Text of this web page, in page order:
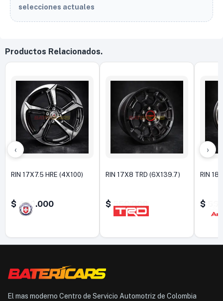
selecciones actuales
Productos Relacionados.
‹
RIN 17X7.5 HRE (4X100)
$ 490.000
RIN 17X8 TRD (6X139.7)
$ 550.000
RIN
$
›
El mas moderno Centro de Servicio Automotriz de Colombia